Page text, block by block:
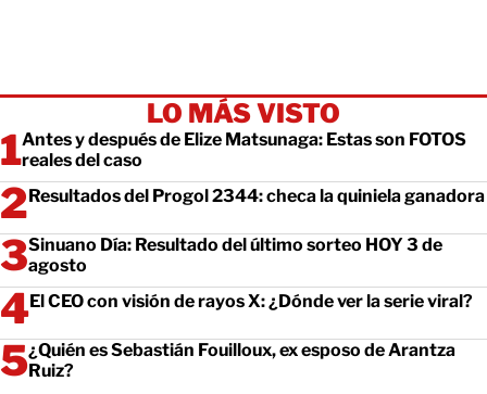
LO MÁS VISTO
Antes y después de Elize Matsunaga: Estas son FOTOS
reales del caso
Resultados del Progol 2344: checa la quiniela ganadora
Sinuano Día: Resultado del último sorteo HOY 3 de
agosto
El CEO con visión de rayos X: ¿Dónde ver la serie viral?
¿Quién es Sebastián Fouilloux, ex esposo de Arantza
Ruiz?